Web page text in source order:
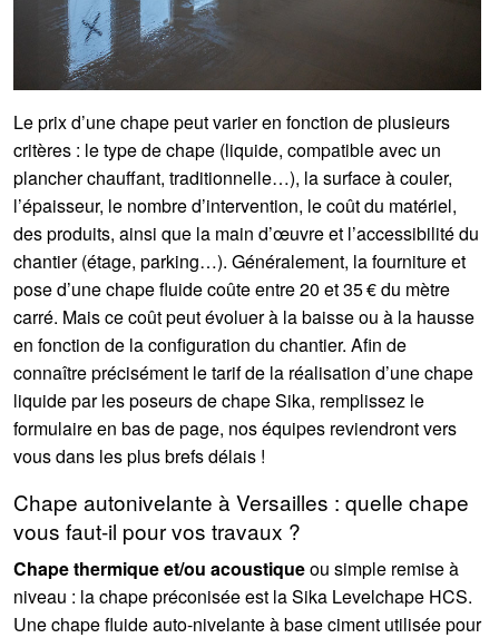
Le prix d’une chape peut varier en fonction de plusieurs
critères : le type de chape (liquide, compatible avec un
plancher chauffant, traditionnelle…), la surface à couler,
l’épaisseur, le nombre d’intervention, le coût du matériel,
des produits, ainsi que la main d’œuvre et l’accessibilité du
chantier (étage, parking…). Généralement, la fourniture et
pose d’une chape fluide coûte entre 20 et 35 € du mètre
carré. Mais ce coût peut évoluer à la baisse ou à la hausse
en fonction de la configuration du chantier. Afin de
connaître précisément le tarif de la réalisation d’une chape
liquide par les poseurs de chape Sika, remplissez le
formulaire en bas de page, nos équipes reviendront vers
vous dans les plus brefs délais !
Chape autonivelante à Versailles : quelle chape
vous faut-il pour vos travaux ?
Chape thermique et/ou acoustiqueou simple remise à
niveau : la chape préconisée est la Sika Levelchape HCS.
Une chape fluide auto-nivelante à base ciment utilisée pour